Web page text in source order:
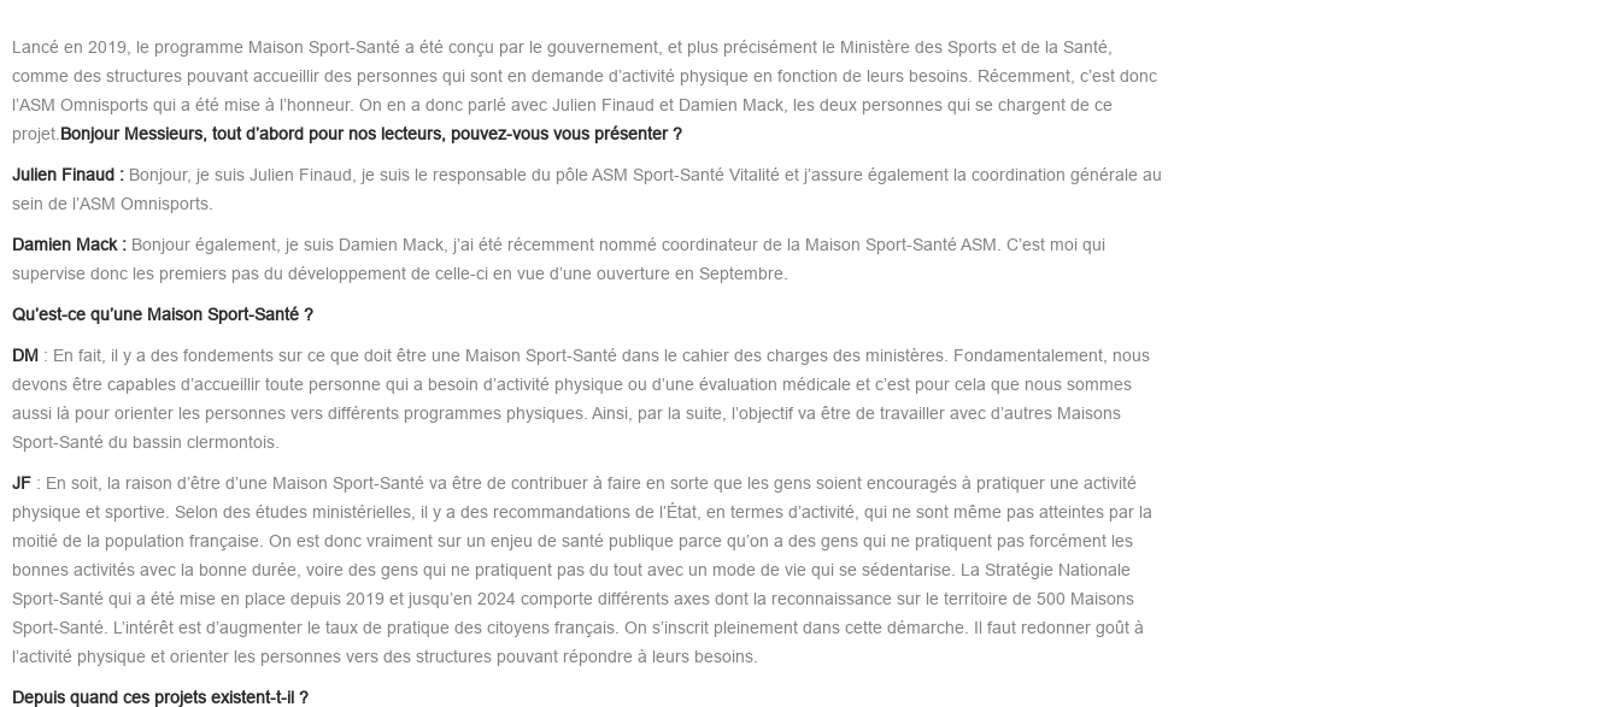
Lancé en 2019, le programme Maison Sport-Santé a été conçu par le gouvernement, et plus précisément le Ministère des Sports et de la Santé,
comme des structures pouvant accueillir des personnes qui sont en demande d’activité physique en fonction de leurs besoins. Récemment, c’est donc
l’ASM Omnisports qui a été mise à l’honneur. On en a donc parlé avec Julien Finaud et Damien Mack, les deux personnes qui se chargent de ce
projet. Bonjour Messieurs, tout d’abord pour nos lecteurs, pouvez-vous vous présenter ?
Julien Finaud :Bonjour, je suis Julien Finaud, je suis le responsable du pôle ASM Sport-Santé Vitalité et j’assure également la coordination générale au
sein de l’ASM Omnisports.
Damien Mack :Bonjour également, je suis Damien Mack, j’ai été récemment nommé coordinateur de la Maison Sport-Santé ASM. C’est moi qui
supervise donc les premiers pas du développement de celle-ci en vue d’une ouverture en Septembre.
Qu’est-ce qu’une Maison Sport-Santé ?
DM: En fait, il y a des fondements sur ce que doit être une Maison Sport-Santé dans le cahier des charges des ministères. Fondamentalement, nous
devons être capables d’accueillir toute personne qui a besoin d’activité physique ou d’une évaluation médicale et c’est pour cela que nous sommes
aussi là pour orienter les personnes vers différents programmes physiques. Ainsi, par la suite, l’objectif va être de travailler avec d’autres Maisons
Sport-Santé du bassin clermontois.
JF: En soit, la raison d’être d’une Maison Sport-Santé va être de contribuer à faire en sorte que les gens soient encouragés à pratiquer une activité
physique et sportive. Selon des études ministérielles, il y a des recommandations de l’État, en termes d’activité, qui ne sont même pas atteintes par la
moitié de la population française. On est donc vraiment sur un enjeu de santé publique parce qu’on a des gens qui ne pratiquent pas forcément les
bonnes activités avec la bonne durée, voire des gens qui ne pratiquent pas du tout avec un mode de vie qui se sédentarise. La Stratégie Nationale
Sport-Santé qui a été mise en place depuis 2019 et jusqu’en 2024 comporte différents axes dont la reconnaissance sur le territoire de 500 Maisons
Sport-Santé. L’intérêt est d’augmenter le taux de pratique des citoyens français. On s’inscrit pleinement dans cette démarche. Il faut redonner goût à
l’activité physique et orienter les personnes vers des structures pouvant répondre à leurs besoins.
Depuis quand ces projets existent-t-il ?